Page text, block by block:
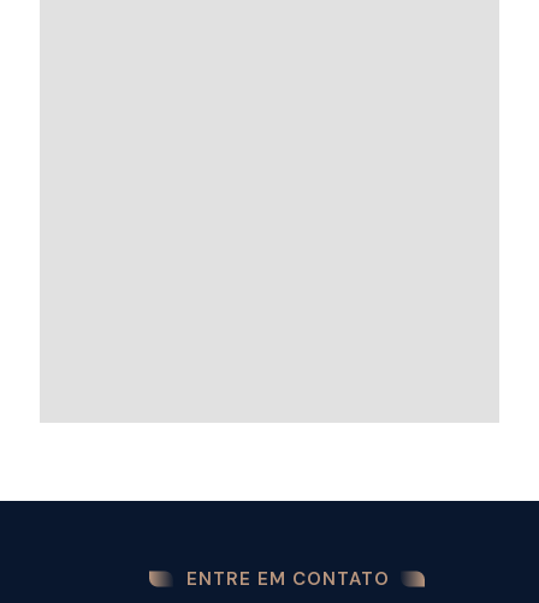
ENTRE EM CONTATO